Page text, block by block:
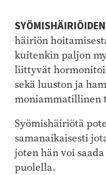
SYÖMISHÄIRIÖIDEN
häiriön
kuitenkin paljon
liittyvät
sekä luuston ja
moniammatillinen
Syömishäiriötä
samanaikaisesti
joten hän voi
puolella.